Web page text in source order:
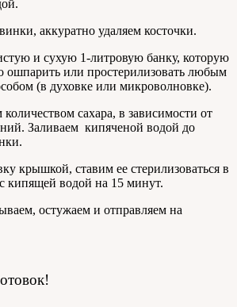
аккуратно удаляем косточки.
и сухую 1-литровую банку, которую
ошпарить или простерилизовать любым
(в духовке или микроволновке).
сахара, в зависимости от
Заливаем кипяченой водой до
крышкой, ставим ее стерилизоваться в
кипящей водой на 15 минут.
остужаем и отправляем на